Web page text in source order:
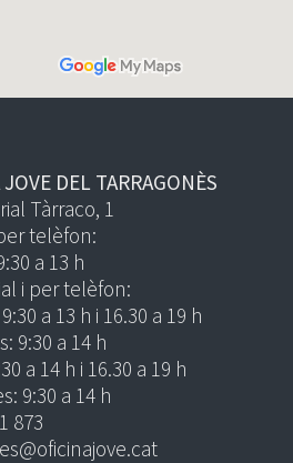
DEL TARRAGONÈS
Tàrraco, 1
telèfon:
a 13 h
i per telèfon:
a 13 h i 16.30 a 19 h
9:30 a 14 h
a 14 h i 16.30 a 19 h
9:30 a 14 h
873